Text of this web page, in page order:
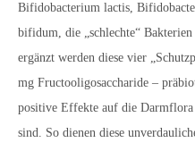
Bifidobacterium lactis,
bifidum, die „schlechte“
ergänzt werden diese vier
mg Fructooligosaccharide –
positive Effekte auf die
sind. So dienen diese